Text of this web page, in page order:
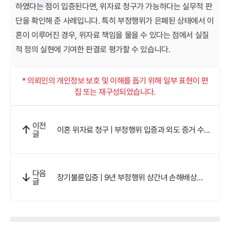
하였다는 점이 입증된다면, 위자료 청구가 가능하다는 실무적 판
단을 확인해 준 사례입니다. 특히 부정행위가 은폐된 상태에서 이
혼이 이루어진 경우, 위자료 책임을 물을 수 있다는 점에서 실질
적 정의 실현에 기여한 판결로 평가할 수 있습니다.
* 의뢰인의 개인정보 보호 및 이해를 돕기 위해 일부 표현이 편
집 또는 재구성되었습니다.
이전
글
이혼 위자료 청구 | 부정행위 입증과 외도 증거 수집
다음
글
장기불륜입증 | 9년 부정행위 상간녀 손해배상